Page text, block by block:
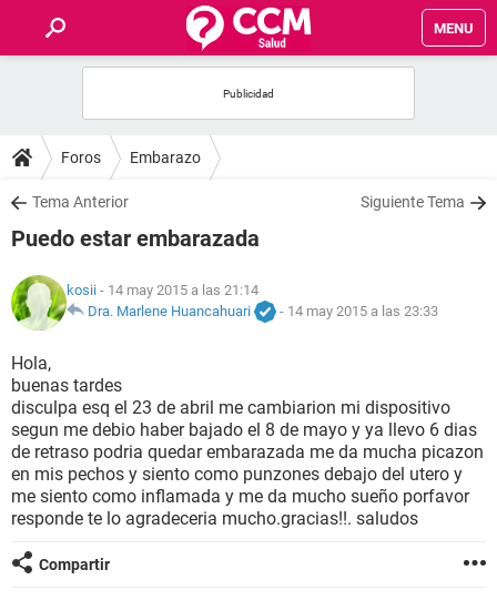
MENU
FOROS
SALUD
NUTRICIÓN
BIENESTAR
SEXUALIDAD
GLOSARIO
Foros Embarazo
Tema Anterior Siguiente Tema
Puedo estar embarazada
kosii - 14 may 2015 a las 21:14
Dra. Marlene Huancahuari
- 14 may 2015 a las 23:33
Hola,
buenas tardes
disculpa esq el 23 de abril me cambiarion mi dispositivo
segun me debio haber bajado el 8 de mayo y ya llevo 6 dias
de retraso podria quedar embarazada me da mucha picazon
en mis pechos y siento como punzones debajo del utero y
me siento como inflamada y me da mucho sueño porfavor
responde te lo agradeceria mucho.gracias!!. saludos
Compartir